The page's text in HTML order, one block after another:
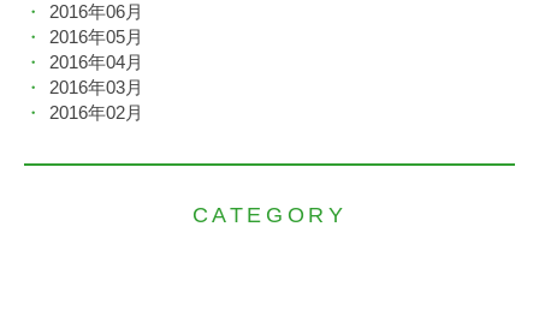
2016年06月
2016年05月
2016年04月
2016年03月
2016年02月
CATEGORY